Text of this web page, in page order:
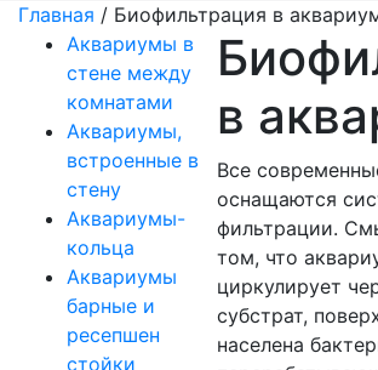
Главная / Биофильтрация в
Аквариумы в
стене между
комнатами
Аквариумы,
встроенные в
стену
Аквариумы-
кольца
Аквариумы
барные и
ресепшен
стойки
в
Все
оснащаются
фильтрации.
том, что
циркулирует
субстрат,
населена